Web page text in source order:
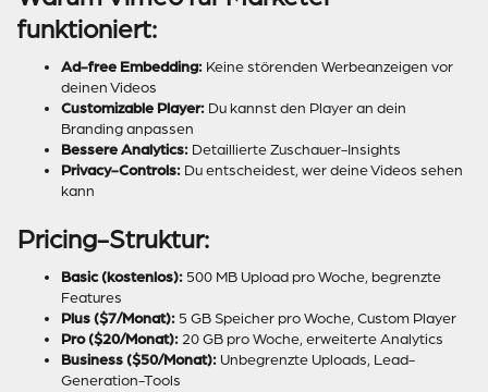
funktioniert:
Ad-free Embedding: Keine störenden Werbeanzeigen vor
deinen Videos
Customizable Player: Du kannst den Player an dein
Branding anpassen
Bessere Analytics: Detaillierte Zuschauer-Insights
Privacy-Controls: Du entscheidest, wer deine Videos sehen
kann
Pricing-Struktur:
Basic (kostenlos): 500 MB Upload pro Woche, begrenzte
Features
Plus ($7/Monat): 5 GB Speicher pro Woche, Custom Player
Pro ($20/Monat): 20 GB pro Woche, erweiterte Analytics
Business ($50/Monat): Unbegrenzte Uploads, Lead-
Generation-Tools